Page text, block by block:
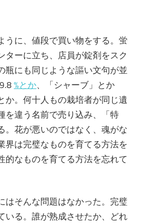
うに、値段で買い物をする。蛍
ターに立ち、店員が錠剤をスク
瓶にも同じような謳い文句が並
%とか、「シャーブ」とか
か。何十人もの栽培者が同じ遺
を違う名前で売り込み、「特
。花が悪いのではなく、魂がな
界は完璧なものを育てる方法を
的なものを育てる方法を忘れて
はそんな問題はなかった。完璧
いる。誰が熟成させたか、どれ